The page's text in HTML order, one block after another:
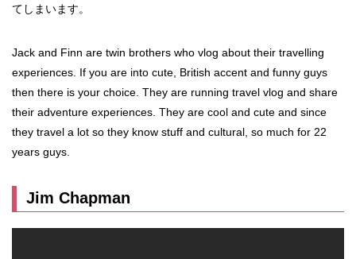
てしまいます。
Jack and Finn are twin brothers who vlog about their travelling
experiences. If you are into cute, British accent and funny guys
then there is your choice. They are running travel vlog and share
their adventure experiences. They are cool and cute and since
they travel a lot so they know stuff and cultural, so much for 22
years guys.
Jim Chapman